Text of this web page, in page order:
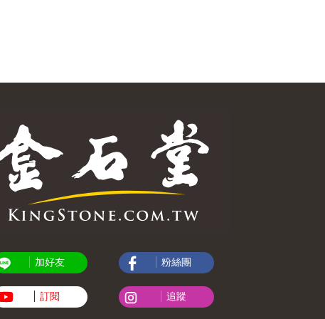
加好友
訂閱
粉絲團
追蹤